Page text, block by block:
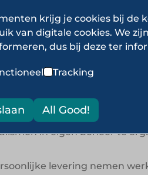
van
service kan worden
in eigen beheer te
levering nemen
krijg je cookies bij de
van digitale cookies. We
dus bij deze ter
Tracking
All Good!